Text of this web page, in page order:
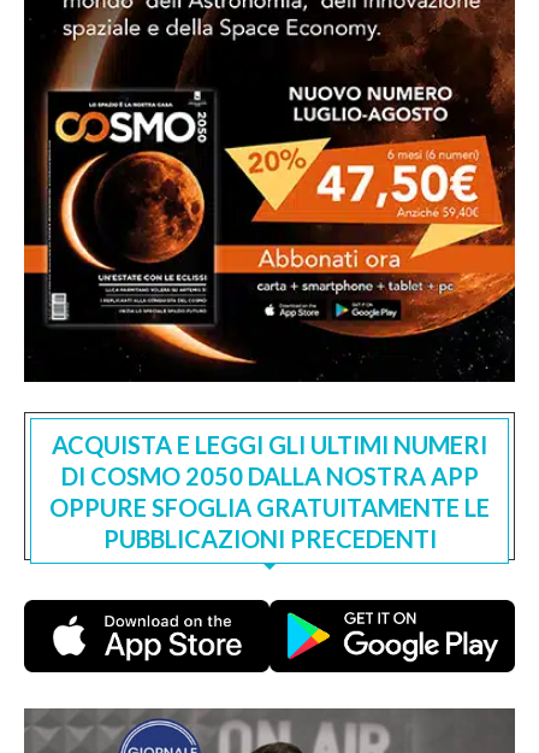
ACQUISTA E LEGGI GLI ULTIMI NUMERI
DI COSMO 2050 DALLA NOSTRA APP
OPPURE SFOGLIA GRATUITAMENTE LE
PUBBLICAZIONI PRECEDENTI